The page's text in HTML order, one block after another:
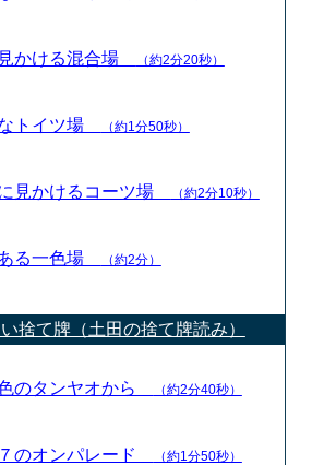
かける混合場 （約2分20秒）
トイツ場 （約1分50秒）
見かけるコーツ場 （約2分10秒）
る一色場 （約2分）
捨て牌（土田の捨て牌読み）
のタンヤオから （約2分40秒）
のオンパレード （約1分50秒）